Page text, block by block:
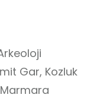
eser vitrini
objeleri,
müze
Gar, Kozluk